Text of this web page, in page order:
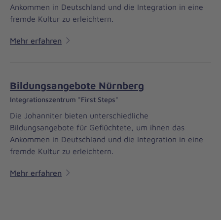
Ankommen in Deutschland und die Integration in eine
fremde Kultur zu erleichtern.
Mehr erfahren
Bildungsangebote Nürnberg
Integrationszentrum "First Steps"
Die Johanniter bieten unterschiedliche
Bildungsangebote für Geflüchtete, um ihnen das
Ankommen in Deutschland und die Integration in eine
fremde Kultur zu erleichtern.
Mehr erfahren